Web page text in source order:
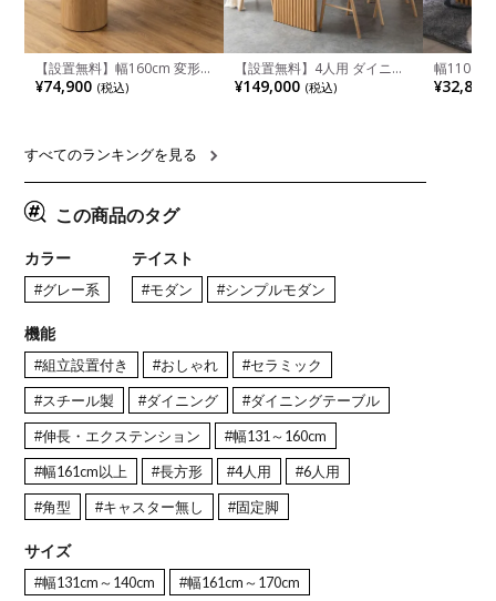
【設置無料】幅160cm 変形
半円 ダイニングテーブル モ
ルタル風 LENAS コンクリー
リア風 グレージュ
¥74,900 (税込)
【設置無料】4人用 ダイニン
グテーブルセット 5点 LUGA
セラミックテーブル おしゃれ
¥149,000 (税込)
幅110cm
木目調 リ
付き 長方
¥32,800
すべてのランキングを見る
この商品のタグ
カラー
#グレー系
テイスト
#モダン #シンプルモダン
機能
#組立設置付き #おしゃれ #セラミック
#スチール製 #ダイニング #ダイニングテーブル
#伸長・エクステンション #幅131～160cm
#幅161cm以上 #長方形 #4人用 #6人用
#角型 #キャスター無し #固定脚
サイズ
#幅131cm～140cm #幅161cm～170cm